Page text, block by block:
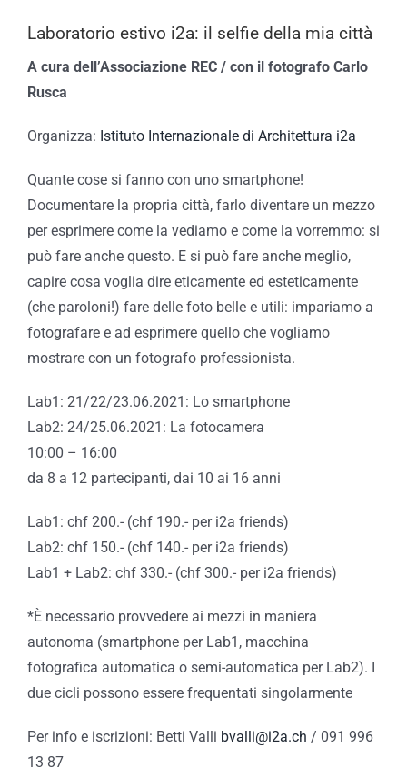
Laboratorio estivo i2a: il selfie della mia città
A cura dell’Associazione REC / con il fotografo Carlo
Rusca
Organizza: Istituto Internazionale di Architettura i2a
Quante cose si fanno con uno smartphone!
Documentare la propria città, farlo diventare un mezzo
per esprimere come la vediamo e come la vorremmo: si
può fare anche questo. E si può fare anche meglio,
capire cosa voglia dire eticamente ed esteticamente
(che paroloni!) fare delle foto belle e utili: impariamo a
fotografare e ad esprimere quello che vogliamo
mostrare con un fotografo professionista.
Lab1: 21/22/23.06.2021: Lo smartphone
Lab2: 24/25.06.2021: La fotocamera
10:00 – 16:00
da 8 a 12 partecipanti, dai 10 ai 16 anni
Lab1: chf 200.- (chf 190.- per i2a friends)
Lab2: chf 150.- (chf 140.- per i2a friends)
Lab1 + Lab2: chf 330.- (chf 300.- per i2a friends)
*È necessario provvedere ai mezzi in maniera
autonoma (smartphone per Lab1, macchina
fotografica automatica o semi-automatica per Lab2). I
due cicli possono essere frequentati singolarmente
Per info e iscrizioni: Betti Valli bvalli@i2a.ch / 091 996
13 87